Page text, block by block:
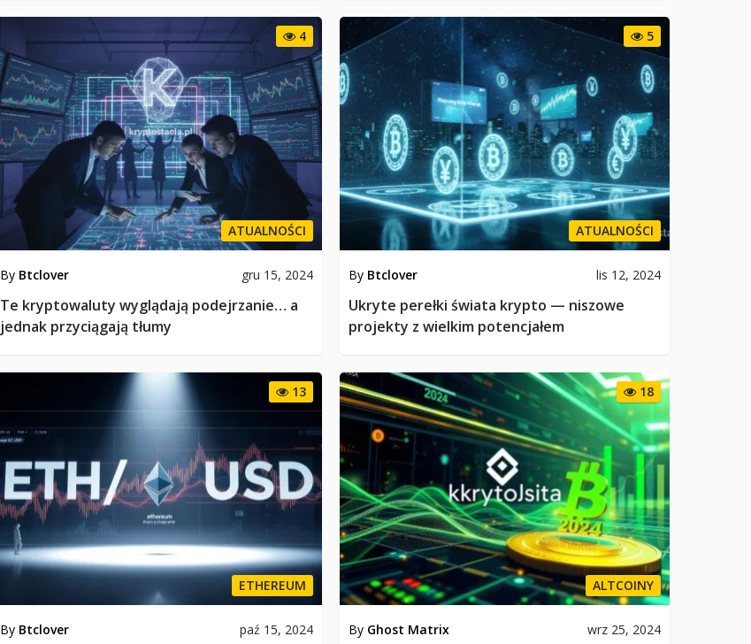
4
ATUALNOŚCI
By Btclover gru 15, 2024
Te kryptowaluty wyglądają podejrzanie… a
jednak przyciągają tłumy
5
ATUALNOŚCI
By Btclover lis 12, 2024
Ukryte perełki świata krypto — niszowe
projekty z wielkim potencjałem
13
ETHEREUM
By Btclover paź 15, 2024
18
ALTCOINY
By Ghost Matrix wrz 25, 2024